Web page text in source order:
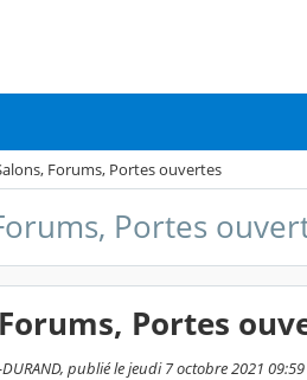
Forums, Portes ouvertes
Portes
Portes
DURAND, publié le jeudi 7 octobre 2021